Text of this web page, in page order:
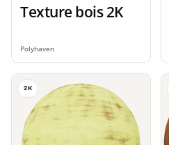
Texture bois 2K
Polyhaven
2K